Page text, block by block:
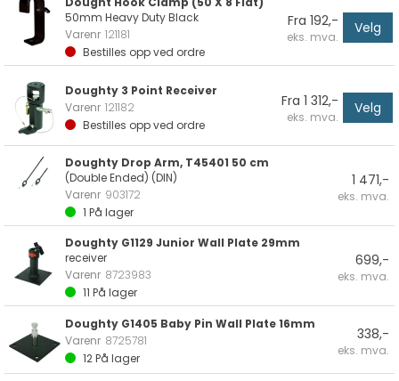
50mm Heavy Duty Black
Varenr 121181
Bestilles opp ved ordre
Fra 192,-
eks. mva. Velg
Doughty 3 Point Receiver
Varenr 121182
Bestilles opp ved ordre
Fra 1 312,-
eks. mva. Velg
Doughty Drop Arm, T45401 50 cm
(Double Ended) (DIN)
Varenr 903172
1 På lager
1 471,-
eks. mva.
Doughty G1129 Junior Wall Plate 29mm
receiver
Varenr 8723983
11 På lager
699,-
eks. mva.
Doughty G1405 Baby Pin Wall Plate 16mm
Varenr 8725781
12På lager
338,-
eks. mva.